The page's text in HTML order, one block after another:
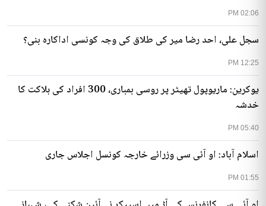
02:06 PM
12:25 PM
سجل علی، احد رضا میر کی طلاق کی وجہ کونسی اداکارہ بنی؟
05:40 PM
یوکرین: ماریوپول تھیٹر پر روسی بمباری، 300 افراد کی ہلاکت کا
خدشہ
01:55 PM
اسلام آباد: او آئی سی وزرائے خارجہ کونسل اجلاس جاری